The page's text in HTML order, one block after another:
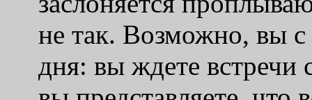
не так. Возможно, вы с
дня: вы ждете встречи